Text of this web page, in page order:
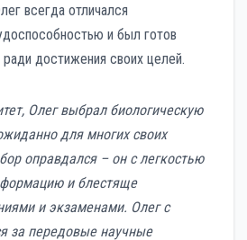
всегда отличался
и был готов
ради достижения своих целей.
Олег выбрал биологическую
для многих своих
оправдался – он с легкостью
и блестяще
и экзаменами. Олег с
за передовые научные